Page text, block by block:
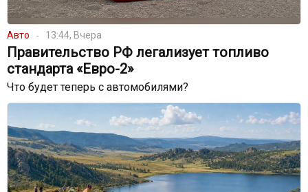
Авто 13:44, Вчера
Правительство РФ легализует топливо
стандарта «Евро-2»
Что будет теперь с автомобилями?